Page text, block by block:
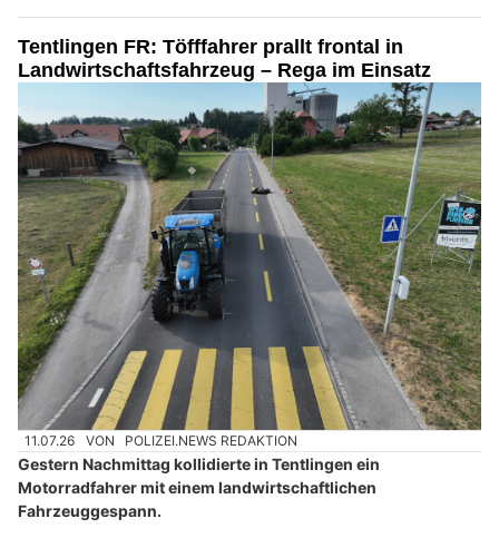
Tentlingen FR: Töfffahrer prallt frontal in
Landwirtschaftsfahrzeug – Rega im Einsatz
11.07.26 VON POLIZEI.NEWS REDAKTION
Gestern Nachmittag kollidierte in Tentlingen ein
Motorradfahrer mit einem landwirtschaftlichen
Fahrzeuggespann.